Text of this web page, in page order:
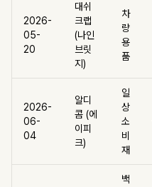
2026-
05-
20
대쉬
크랩
(나인
브릿
지)
차
량
용
품
2026-
06-
04
알디
콤 (에
이피
크)
일
상
소
비
재
백